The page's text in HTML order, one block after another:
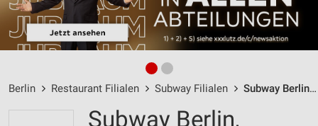
Berlin Restaurant Filialen Subway Filialen Subway Berlin / Marzahner Promenade 1a - Öffnungszeiten & Adresse
Subway Berlin,